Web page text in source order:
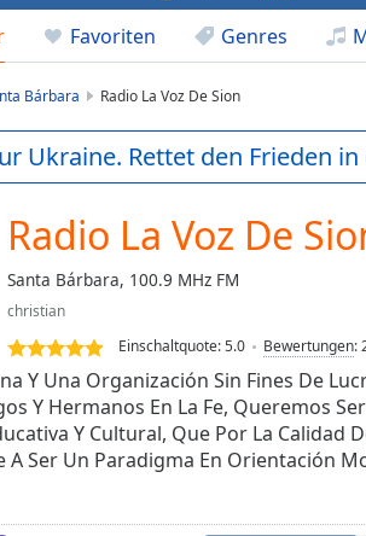
Favoriten Genres
Bárbara Radio La Voz De Sion
Ukraine. Rettet den Frieden
Radio La Voz De
Santa Bárbara, 100.9 MHz FM
christian
Einschaltquote:5.0 Bewertungen:
Y Una Organización Sin Fines De
Y Hermanos En La Fe, Queremos
Y Cultural, Que Por La Calidad
A Ser Un Paradigma En Orientación